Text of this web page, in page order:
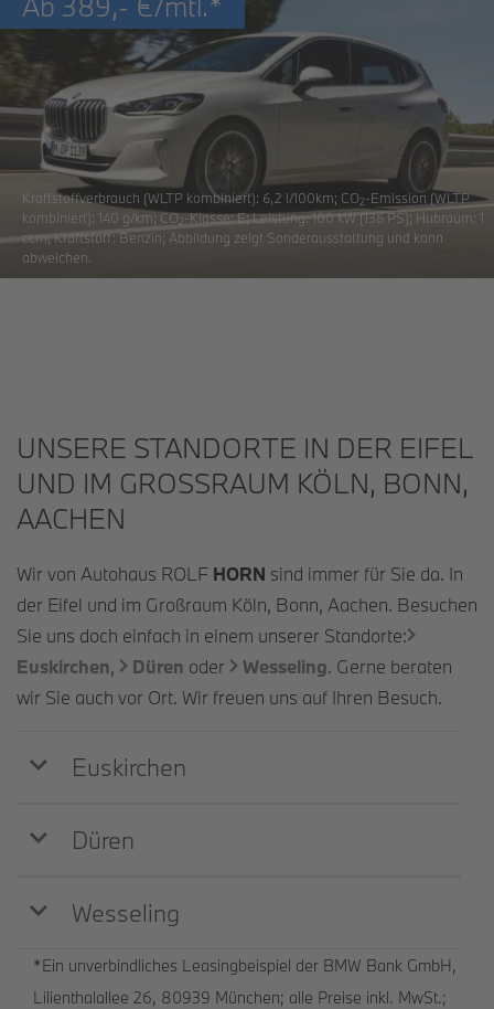
Kraftstoffverbrauch (WLTP kombiniert): 6,2 l/100km; CO2-Emission (WLTP
kombiniert): 140 g/km; CO2-Klasse: E; Leistung: 100 kW (136 PS); Hubraum: 1
ccm; Kraftstoff: Benzin; Abbildung zeigt Sonderausstattung und kann
abweichen.
UNSERE STANDORTE IN DER EIFEL
UND IM GROSSRAUM KÖLN, BONN, A
ACHEN
Wir von Autohaus ROLF HORN sind immer für Sie da. In
der Eifel und im Großraum Köln, Bonn, Aachen. Besuchen
Sie uns doch einfach in einem unserer Standorte:
Euskirchen, Düren oder Wesseling. Gerne beraten
wir Sie auch vor Ort. Wir freuen uns auf Ihren Besuch.
Euskirchen
Düren
Wesseling
*Ein unverbindliches Leasingbeispiel der BMW Bank GmbH,
Lilienthalallee 26, 80939 München; alle Preise inkl. MwSt.;